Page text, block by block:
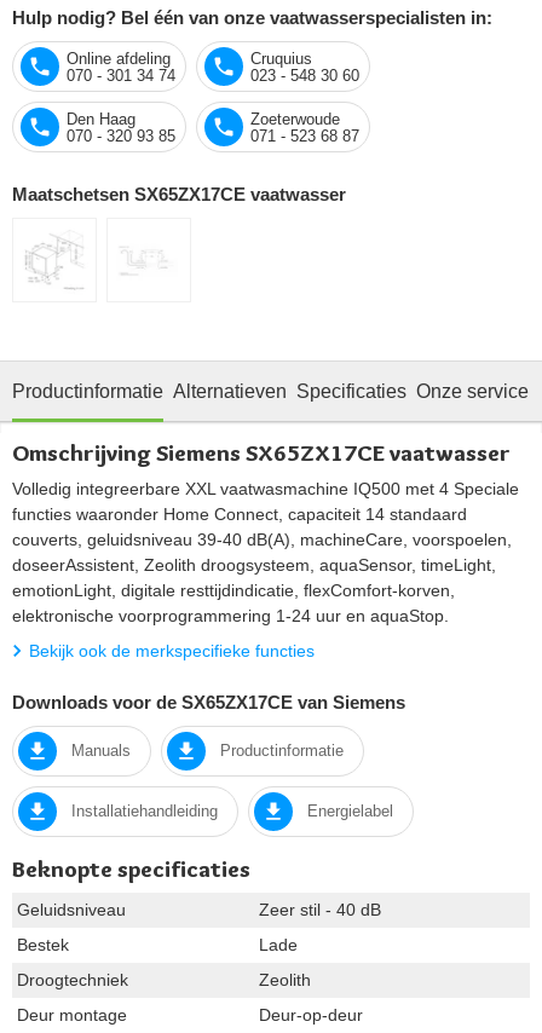
Hulp nodig? Bel één van onze vaatwasserspecialisten in:
Online afdeling
070 - 301 34 74
Cruquius
023 - 548 30 60
Den Haag
070 - 320 93 85
Zoeterwoude
071 - 523 68 87
Maatschetsen SX65ZX17CE vaatwasser
Productinformatie Alternatieven Specificaties Onze service
Omschrijving Siemens SX65ZX17CE vaatwasser
Volledig integreerbare XXL vaatwasmachine IQ500 met 4 Speciale
functies waaronder Home Connect, capaciteit 14 standaard
couverts, geluidsniveau 39-40 dB(A), machineCare, voorspoelen,
doseerAssistent, Zeolith droogsysteem, aquaSensor, timeLight,
emotionLight, digitale resttijdindicatie, flexComfort-korven,
elektronische voorprogrammering 1-24 uur en aquaStop.
Bekijk ook de merkspecifieke functies
Downloads voor de SX65ZX17CE van Siemens
Manuals Productinformatie
Installatiehandleiding Energielabel
Beknopte specificaties
Geluidsniveau
Zeer stil - 40 dB
Bestek
Lade
Droogtechniek
Zeolith
Deur montage
Deur-op-deur